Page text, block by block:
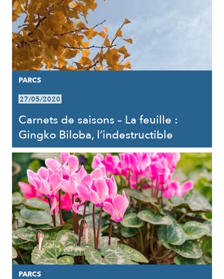
PARCS
27/05/2020
Carnets de saisons – La feuille :
Gingko Biloba, l’indestructible
PARCS